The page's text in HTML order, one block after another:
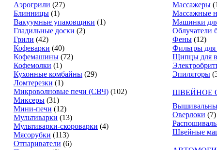
Аэрогрили (27)
Блинницы (1)
Вакуумные упаковщики (1)
Гладильные доски (2)
Грили (42)
Кофеварки (40)
Кофемашины (72)
Кофемолки (1)
Кухонные комбайны (29)
Ломтерезки (1)
Микроволновые печи (СВЧ) (102)
Миксеры (31)
Мини-печи (12)
Мультиварки (13)
Мультиварки-скороварки (4)
Мясорубки (113)
Отпариватели (6)
Массажеры
Массажные
Машинки
Облучатели
Фены (12)
Фильтры
Щипцы для
Эпиляторы
ШВЕЙНОЕ
Оверлоки (7)
Швейные